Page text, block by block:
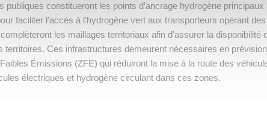
publiques constitueront les points d’ancrage hydrogène principaux
faciliter l'accès à l'hydrogène vert aux transporteurs opérant des
les maillages territoriaux afin d’assurer la disponibilité
territoires. Ces infrastructures demeurent nécessaires en
Émissions (ZFE) qui réduiront la mise à la route des
électriques et hydrogène circulant dans ces zones.